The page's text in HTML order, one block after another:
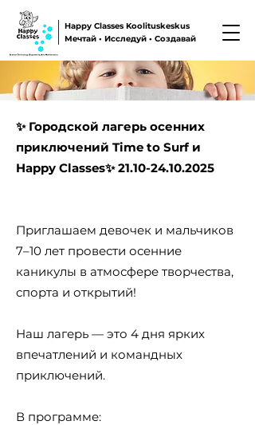
Happy Classes Koolituskeskus
Мечтай • Исследуй • Создавай
✨ Городской лагерь осенних
приключений Time to Surf и
Happy Classes✨21.10-24.10.2025
Приглашаем девочек и мальчиков
7–10 лет провести осенние
каникулы в атмосфере творчества,
спорта и открытий!
Наш лагерь — это 4 дня ярких
впечатлений и командных
приключений.
В программе: